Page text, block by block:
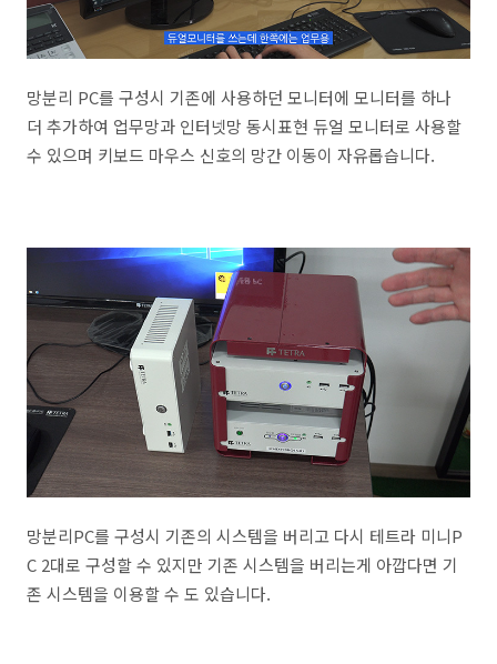
망분리 PC를 구성시 기존에 사용하던 모니터에 모니터를 하나
더 추가하여 업무망과 인터넷망 동시표현 듀얼 모니터로 사용할
수 있으며 키보드 마우스 신호의 망간 이동이 자유롭습니다.
망분리PC를 구성시 기존의 시스템을 버리고 다시 테트라 미니P
C 2대로 구성할 수 있지만 기존 시스템을 버리는게 아깝다면 기
존 시스템을 이용할 수 도 있습니다.